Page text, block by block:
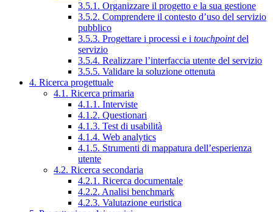
3.5.1. Organizzare il progetto e la sua gestione
3.5.2. Comprendere il contesto d’uso del servizio
pubblico
3.5.3. Progettare i processi e i touchpointdel
servizio
3.5.4. Realizzare l’interfaccia utente del servizio
3.5.5. Validare la soluzione ottenuta
4. Ricerca progettuale
4.1. Ricerca primaria
4.1.1. Interviste
4.1.2. Questionari
4.1.3. Test di usabilità
4.1.4. Web analytics
4.1.5. Strumenti di mappatura dell’esperienza
utente
4.2. Ricerca secondaria
4.2.1. Ricerca documentale
4.2.2. Analisi benchmark
4.2.3. Valutazione euristica